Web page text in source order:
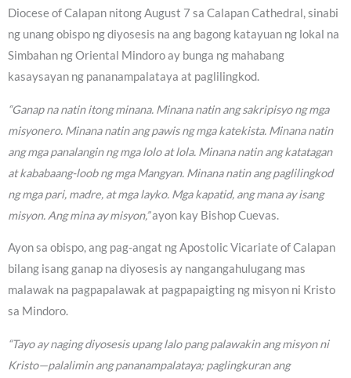
Diocese of Calapan nitong August 7 sa Calapan Cathedral, sinabi
ng unang obispo ng diyosesis na ang bagong katayuan ng lokal na
Simbahan ng Oriental Mindoro ay bunga ng mahabang
kasaysayan ng pananampalataya at paglilingkod.
“Ganap na natin itong minana. Minana natin ang sakripisyo ng mga
misyonero. Minana natin ang pawis ng mga katekista. Minana natin
ang mga panalangin ng mga lolo at lola. Minana natin ang katatagan
at kababaang-loob ng mga Mangyan. Minana natin ang paglilingkod
ng mga pari, madre, at mga layko. Mga kapatid, ang mana ay isang
misyon. Ang mina ay misyon,”ayon kay Bishop Cuevas.
Ayon sa obispo, ang pag-angat ng Apostolic Vicariate of Calapan
bilang isang ganap na diyosesis ay nangangahulugang mas
malawak na pagpapalawak at pagpapaigting ng misyon ni Kristo
sa Mindoro.
“Tayo ay naging diyosesis upang lalo pang palawakin ang misyon ni
Kristo—palalimin ang pananampalataya; paglingkuran ang